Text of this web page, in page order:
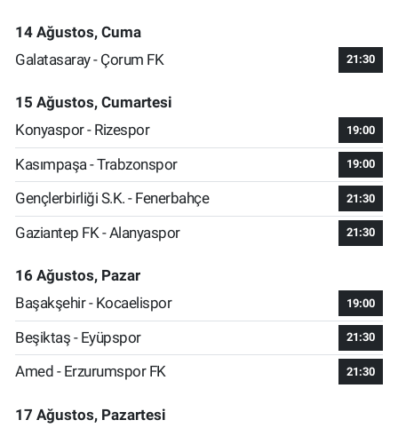
14 Ağustos, Cuma
Galatasaray - Çorum FK
21:30
15 Ağustos, Cumartesi
Konyaspor - Rizespor
19:00
Kasımpaşa - Trabzonspor 19:00
Gençlerbirliği S.K. - Fenerbahçe 21:30
Gaziantep FK - Alanyaspor 21:30
16 Ağustos, Pazar
Başakşehir - Kocaelispor
19:00
Beşiktaş - Eyüpspor 21:30
Amed - Erzurumspor FK 21:30
17 Ağustos, Pazartesi